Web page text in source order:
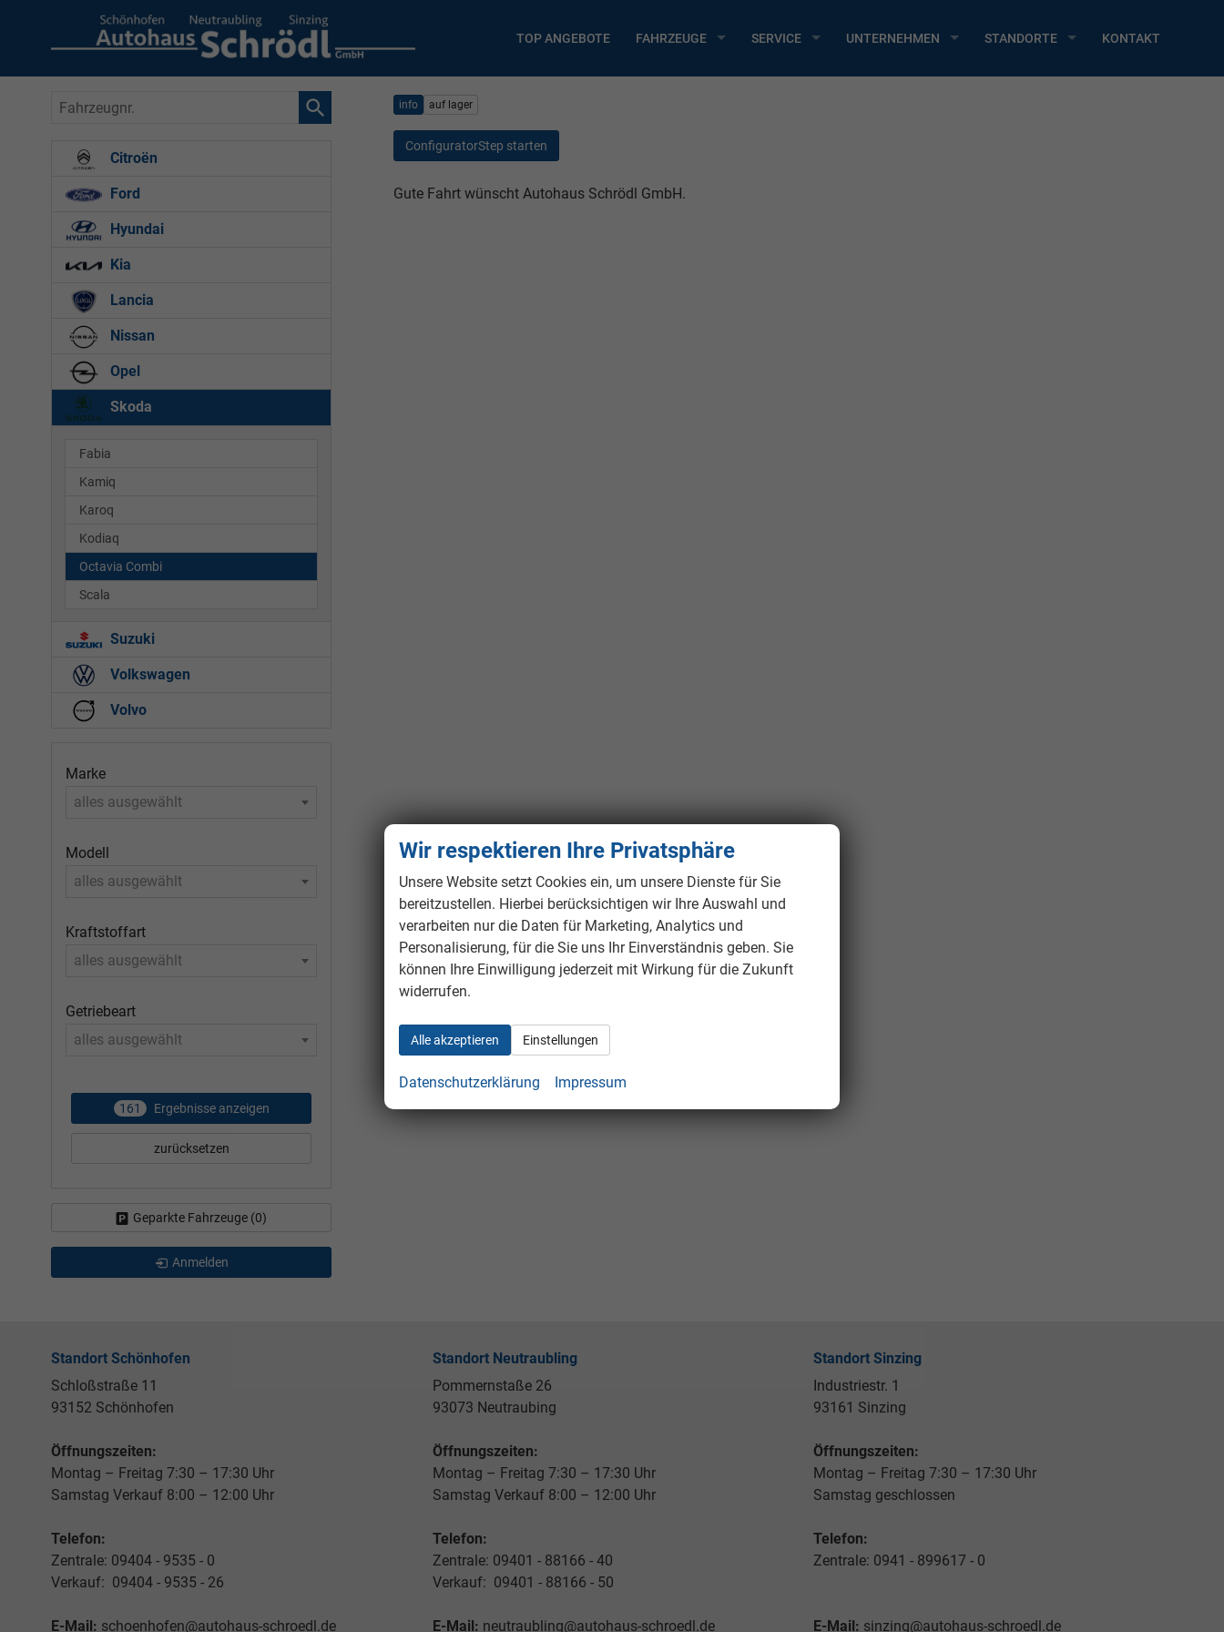
TOP ANGEBOTE FAHRZEUGE SERVICE UNTERNEHMEN STANDORTE KONTAKT
info auf lager
ConfiguratorStep starten
Gute Fahrt wünscht Autohaus Schrödl GmbH.
Fahrzeugnr.
Citroën
Ford
Hyundai
Kia
Lancia
Nissan
Opel
Skoda
Fabia
Kamiq
Karoq
Kodiaq
Octavia Combi
Scala
Suzuki
Volkswagen
Volvo
Marke
alles ausgewählt
Modell
alles ausgewählt
Kraftstoffart
alles ausgewählt
Getriebeart
alles ausgewählt
161 Ergebnisse anzeigen
zurücksetzen
Geparkte Fahrzeuge (0)
Anmelden
Standort Schönhofen
Schloßstraße 11
93152 Schönhofen
Öffnungszeiten:
Montag – Freitag 7:30 – 17:30 Uhr
Samstag Verkauf 8:00 – 12:00 Uhr
Telefon:
Zentrale: 09404 - 9535 - 0
Verkauf: 09404 - 9535 - 26
E-Mail: schoenhofen@autohaus-schroedl.de
Standort Neutraubling
Pommernstaße 26
93073 Neutraubing
Öffnungszeiten:
Montag – Freitag 7:30 – 17:30 Uhr
Samstag Verkauf 8:00 – 12:00 Uhr
Telefon:
Zentrale: 09401 - 88166 - 40
Verkauf: 09401 - 88166 - 50
E-Mail: neutraubling@autohaus-schroedl.de
Standort Sinzing
Industriestr. 1
93161 Sinzing
Öffnungszeiten:
Montag – Freitag 7:30 – 17:30 Uhr
Samstag geschlossen
Telefon:
Zentrale: 0941 - 899617 - 0
E-Mail: sinzing@autohaus-schroedl.de
Wir respektieren Ihre Privatsphäre
Unsere Website setzt Cookies ein, um unsere Dienste für Sie
bereitzustellen. Hierbei berücksichtigen wir Ihre Auswahl und
verarbeiten nur die Daten für Marketing, Analytics und
Personalisierung, für die Sie uns Ihr Einverständnis geben. Sie
können Ihre Einwilligung jederzeit mit Wirkung für die Zukunft
widerrufen.
Alle akzeptieren Einstellungen
Datenschutzerklärung Impressum